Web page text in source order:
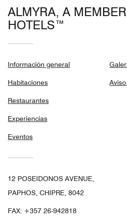
ALMYRA, A
HOTELS™
Información general
Habitaciones
Restaurantes
Experiencias
Eventos
12 POSEIDONOS AVENUE,
PAPHOS, CHIPRE, 8042
FAX: +357 26-942818